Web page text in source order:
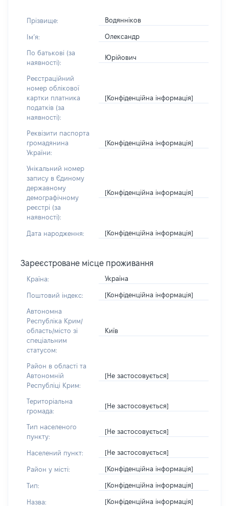
Прізвище: Водянніков
Імʼя: Олександр
По батькові (за
наявності):
Юрійович
Реєстраційний
номер облікової
картки платника
податків (за
наявності):
[Конфіденційна інформація]
Реквізити паспорта
громадянина
України:
[Конфіденційна інформація]
Унікальний номер
запису в Єдиному
державному
демографічному
реєстрі (за
наявності):
[Конфіденційна інформація]
Дата народження: [Конфіденційна інформація]
Зареєстроване місце проживання
Країна: Україна
Поштовий індекс: [Конфіденційна інформація]
Автономна
Республіка Крим/
область/місто зі
спеціальним
статусом:
Київ
Район в області та
Автономній
Республіці Крим:
[Не застосовується]
Територіальна
громада:
[Не застосовується]
Тип населеного
пункту:
[Не застосовується]
Населений пункт: [Не застосовується]
Район у місті: [Конфіденційна інформація]
Тип: [Конфіденційна інформація]
Назва: [Конфіденційна інформація]